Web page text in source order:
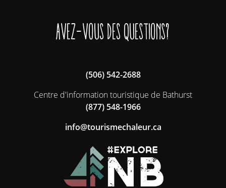
Avez-vous des questions?
(506) 542-2688
Centre d'information touristique de Bathurst
(877) 548-1966
ac.ruelahcemsiruot@ofni